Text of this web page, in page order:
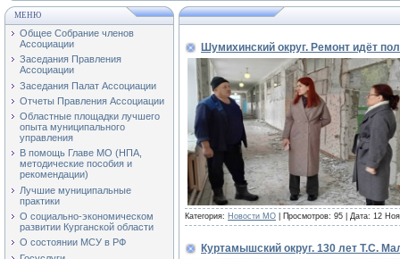
МЕНЮ
Общее Собрание членов
Ассоциации
Заседания Правления
Ассоциации
Заседания Палат Ассоциации
Отчеты Правления Ассоциации
Областные площадки лучшего
опыта муниципального
управления
В помощь Главе МО (НПА,
методические пособия и
рекомендации)
Лучшие муниципальные
практики
О социально-экономическом
развитии Курганской области
О состоянии МСУ в РФ
Шумихинский округ. Ремонт идёт
Категория: Новости МО | Просмотров: 95 | Дата: 12
Куртамышский округ. 130 лет Т.С.